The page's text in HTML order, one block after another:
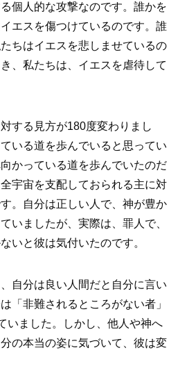
個人的な攻撃なのです。誰かを
エスを傷つけているのです。誰
ちはイエスを悲しませているの
、私たちは、イエスを虐待して
する見方が180度変わりまし
いる道を歩んでいると思ってい
かっている道を歩んでいたのだ
宇宙を支配しておられる主に対
。自分は正しい人で、神が豊か
いましたが、実際は、罪人で、
いと彼は気付いたのです。
自分は良い人間だと自分に言い
「非難されるところがない者」
いました。しかし、他人や神へ
の本当の姿に気づいて、彼は変